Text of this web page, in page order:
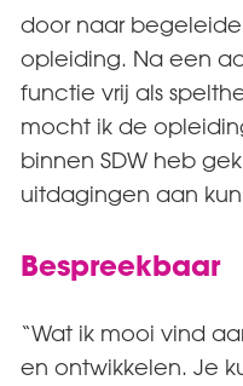
door naar
opleiding. Na een
functie vrij als
mocht ik de
binnen SDW heb
uitdagingen aan
Bespreekbaar
“Wat ik mooi vind
en ontwikkelen. Je